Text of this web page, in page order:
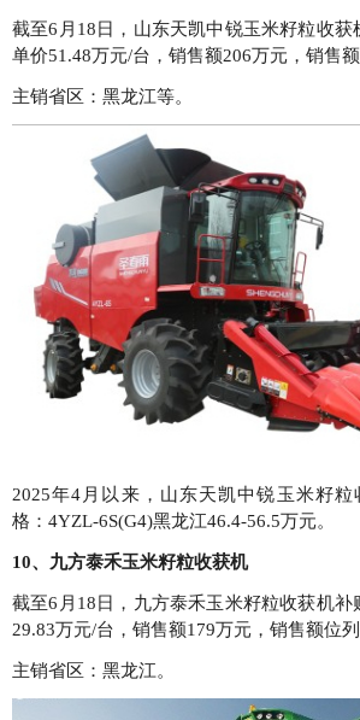
截至6月18日，山东天凯中锐玉米籽粒收获
单价51.48万元/台，销售额206万元，销售额
主销省区：黑龙江等。
2025年4月以来，山东天凯中锐玉米籽
格：4YZL-6S(G4)黑龙江46.4-56.5万元。
10、九方泰禾玉米籽粒收获机
截至6月18日，九方泰禾玉米籽粒收获机补
29.83万元/台，销售额179万元，销售额位列
主销省区：黑龙江。